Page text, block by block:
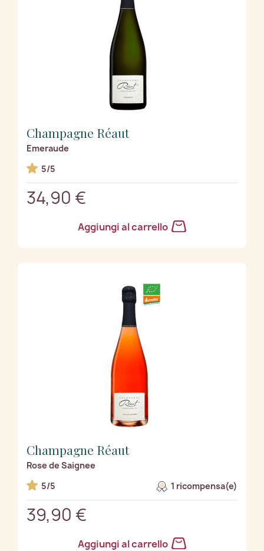
Champagne Réaut
Emeraude
5/5
34,90 €
Aggiungi al carrello
Champagne Réaut
Rose de Saignee
5/5
1 ricompensa(e)
39,90 €
Aggiungi al carrello